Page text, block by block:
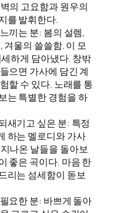
의 고요함과 원우의
를 발휘한다.
끼는 분: 봄의 설렘,
겨울의 쓸쓸함. 이 모
하게 담아냈다. 창밖
으면 가사에 담긴 계
할 수 있다. 노래를 통
는 특별한 경험을 하
새기고 싶은 분: 특정
하는 멜로디와 가사
나온 날들을 돌아보
좋은 곡이다. 마음 한
리는 섬세함이 돋보
요한 분: 바쁘게 돌아